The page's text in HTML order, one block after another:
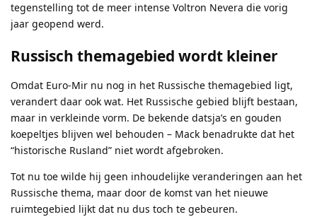
tegenstelling tot de meer intense Voltron Nevera die vorig
jaar geopend werd.
Russisch themagebied wordt kleiner
Omdat Euro-Mir nu nog in het Russische themagebied ligt,
verandert daar ook wat. Het Russische gebied blijft bestaan,
maar in verkleinde vorm. De bekende datsja’s en gouden
koepeltjes blijven wel behouden – Mack benadrukte dat het
“historische Rusland” niet wordt afgebroken.
Tot nu toe wilde hij geen inhoudelijke veranderingen aan het
Russische thema, maar door de komst van het nieuwe
ruimtegebied lijkt dat nu dus toch te gebeuren.